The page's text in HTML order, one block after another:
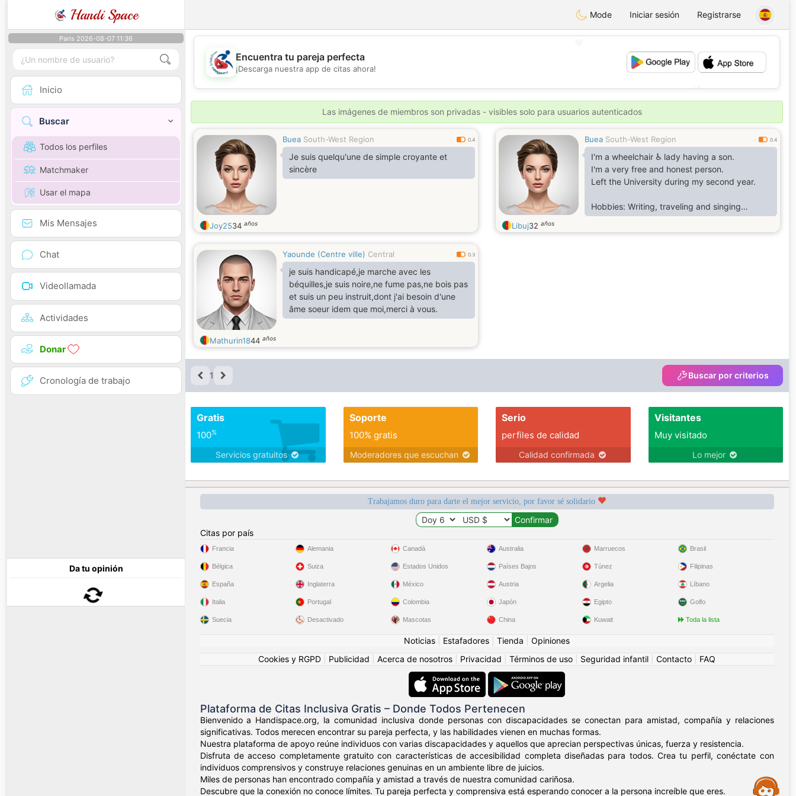
Handi Space Mode Iniciar sesión Registrarse
Paris 2026-08-07 11:36
Inicio
Buscar
Todos los perfiles
Matchmaker
Usar el mapa
Mis Mensajes
Chat
Videollamada
Actividades
Donar
Cronología de trabajo
Da tu opinión
💖
💕
Encuentra tu pareja perfecta
¡Descarga nuestra app de citas ahora!
Las imágenes de miembros son privadas - visibles solo para usuarios autenticados
Buea South-West Region 0.4
Je suis quelqu'une de simple croyante et
sincère
Joy2534 años
Buea South-West Region 0.4
I'm a wheelchair ♿ lady having a son.
I'm a very free and honest person.
Left the University during my second year.
Hobbies: Writing, traveling and singing
Libuj32 años
Yaounde (Centre ville) Central 0.3
je suis handicapé,je marche avec les
béquilles,je suis noire,ne fume pas,ne bois pas
et suis un peu instruit,dont j'ai besoin d'une
âme soeur idem que moi,merci à vous.
Mathurin1844 años
1 Buscar por criterios
Gratis
100%
Servicios gratuitos
Soporte
100% gratis
Moderadores que escuchan
Serio
perfiles de calidad
Calidad confirmada
Visitantes
Muy visitado
Lo mejor
Trabajamos duro para darte el mejor servicio, por favor sé solidario
Citas por país
Francia
Bélgica
España
Italia
Suecia
Alemania
Suiza
Inglaterra
Portugal
Desactivado
Canadá
Estados Unidos
México
Colombia
Mascotas
Australia
Países Bajos
Austria
Japón
China
Marruecos
Túnez
Argelia
Egipto
Kuwait
Brasil
Filipinas
Líbano
Golfo
Toda la lista
Noticias Estafadores Tienda
Opiniones
Cookies y RGPD
Publicidad Acerca de nosotros Privacidad Términos de uso Seguridad infantil Contacto FAQ
Plataforma de Citas Inclusiva Gratis – Donde Todos Pertenecen
Bienvenido a Handispace.org, la comunidad inclusiva donde personas con discapacidades se conectan para amistad, compañía y relaciones
significativas. Todos merecen encontrar su pareja perfecta, y las habilidades vienen en muchas formas.
Nuestra plataforma de apoyo reúne individuos con varias discapacidades y aquellos que aprecian perspectivas únicas, fuerza y resistencia.
Disfruta de acceso completamente gratuito con características de accesibilidad completa diseñadas para todos. Crea tu perfil, conéctate con
individuos comprensivos y construye relaciones genuinas en un ambiente libre de juicios.
Miles de personas han encontrado compañía y amistad a través de nuestra comunidad cariñosa.
Descubre que la conexión no conoce límites. Tu pareja perfecta y comprensiva está esperando conocer a la persona increíble que eres.